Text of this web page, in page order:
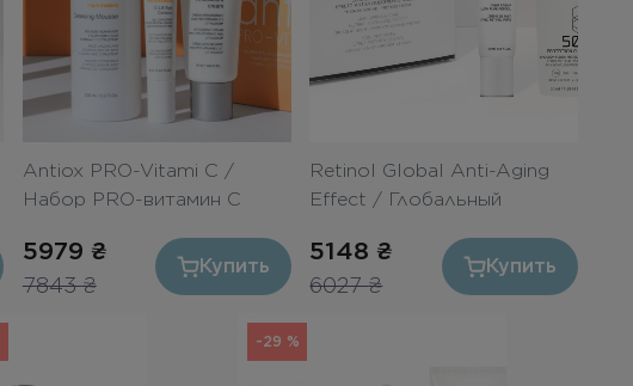
Antiox PRO-Vitami C /
Набор PRO-витамин С
7843₴
5979 ₴
Купить
Retinol Global Anti-Aging
Effect / Глобальный
ретинолом «Идеальная
кожа»
6027₴
5148 ₴
Купить
-29 %